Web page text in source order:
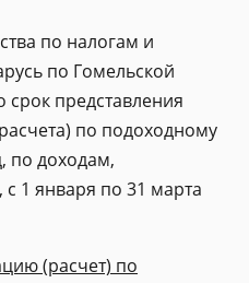
по налогам и
по Гомельской
срок представления
по подоходному
по доходам,
1 января по 31 марта
(расчет) по